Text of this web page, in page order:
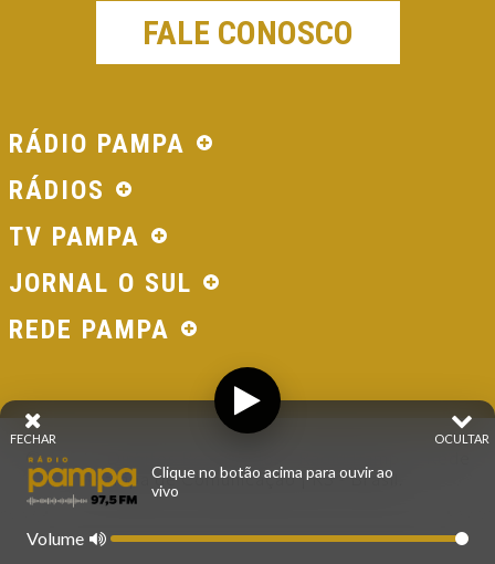
FALE CONOSCO
RÁDIO PAMPA
RÁDIOS
TV PAMPA
JORNAL O SUL
REDE PAMPA
© 2026 - Direitos Reservados - Rádio Pampa - Rede
Pampa de Comunicação | RS - Brasil.
OCULTAR
FECHAR
Clique no botão acima para ouvir ao
vivo
Volume